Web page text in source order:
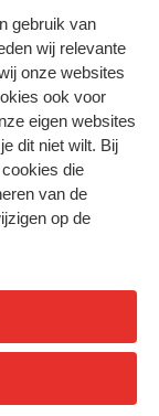
gebruik van
wij relevante
onze websites
ook voor
eigen websites
dit niet wilt. Bij
die
van de
op de